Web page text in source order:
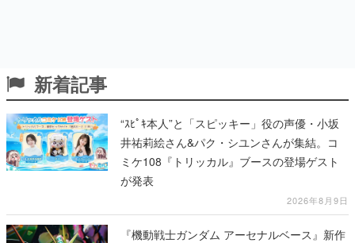
新着記事
“ｽﾋﾟｷ本人”と「スピッキー」役の声優・小坂
井祐莉絵さん&パク・シユンさんが集結。コ
ミケ108『トリッカル』ブースの登場ゲスト
が発表
2026年8月9日
『機動戦士ガンダム アーセナルベース』新作